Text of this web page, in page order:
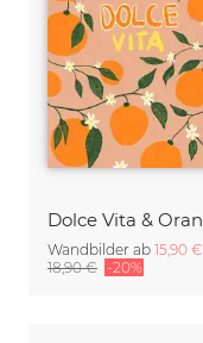
Wandbilder ab 15,90 €
18,90 € -20%